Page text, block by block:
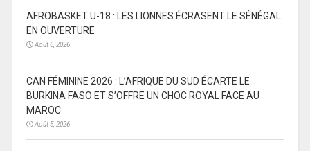
AFROBASKET U-18 : LES LIONNES ÉCRASENT LE SÉNÉGAL
EN OUVERTURE
Août 6, 2026
CAN FÉMININE 2026 : L’AFRIQUE DU SUD ÉCARTE LE
BURKINA FASO ET S’OFFRE UN CHOC ROYAL FACE AU
MAROC
Août 5, 2026